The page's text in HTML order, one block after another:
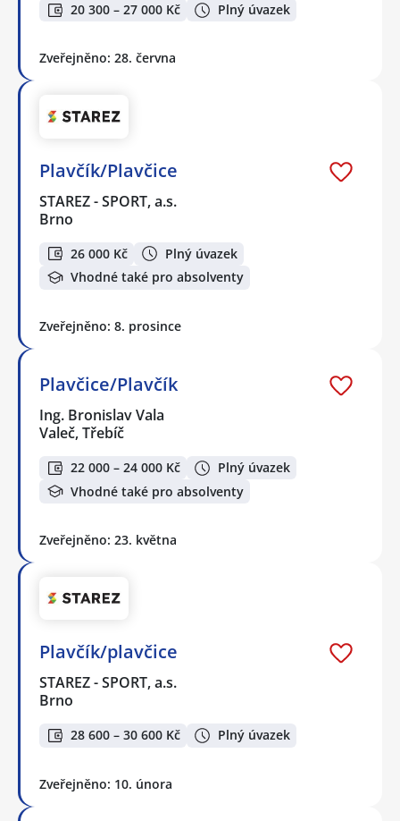
20 300 – 27 000 Kč Plný úvazek
Zveřejněno: 28. června
Plavčík/Plavčice
STAREZ - SPORT, a.s.
Brno
26 000 Kč
Plný úvazek
Vhodné také pro absolventy
Zveřejněno: 8. prosince
Plavčice/Plavčík
Ing. Bronislav Vala
Valeč, Třebíč
22 000 – 24 000 Kč
Plný úvazek
Vhodné také pro absolventy
Zveřejněno: 23. května
Plavčík/plavčice
STAREZ - SPORT, a.s.
Brno
28 600 – 30 600 Kč Plný úvazek
Zveřejněno: 10. února